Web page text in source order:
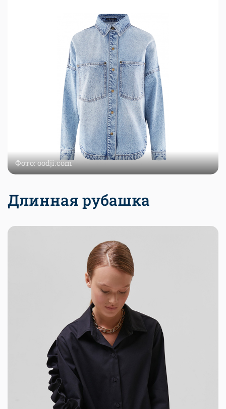
Фото: oodji.com
Длинная рубашка